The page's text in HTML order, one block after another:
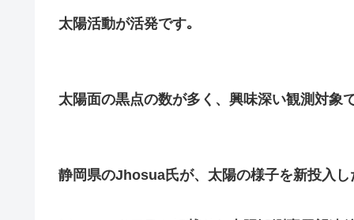
太陽活動が活発です｡
太陽面の黒点の数が多く、興味深い観測対象
静岡県のJhosua氏が、太陽の様子を新投入し